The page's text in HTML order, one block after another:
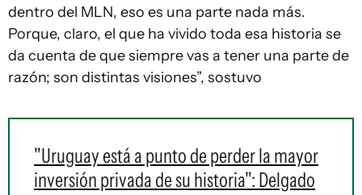
dentro del MLN, eso es una parte nada más.
Porque, claro, el que ha vivido toda esa historia se
da cuenta de que siempre vas a tener una parte de
razón; son distintas visiones”, sostuvo
"Uruguay está a punto de perder la mayor
inversión privada de su historia": Delgado